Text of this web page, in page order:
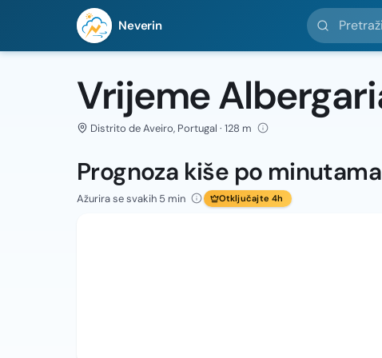
Neverin
Pretražite
Vrijeme
Distrito de Aveiro, Portugal · 128 m
Prognoza kiše po minutama
Ažurira se svakih 5 min Otključajte 4h